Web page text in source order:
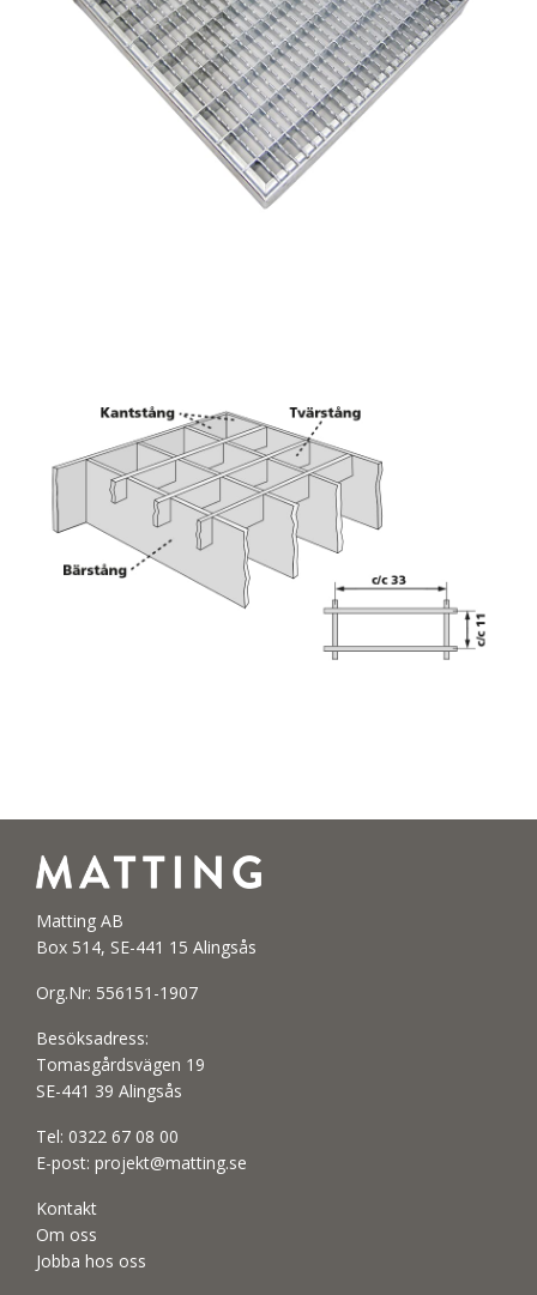
Matting AB
Box 514, SE-441 15 Alingsås
Org.Nr: 556151-1907
Besöksadress:
Tomasgårdsvägen 19
SE-441 39 Alingsås
Tel: 0322 67 08 00
E-post: projekt@matting.se
Kontakt
Om oss
Jobba hos oss